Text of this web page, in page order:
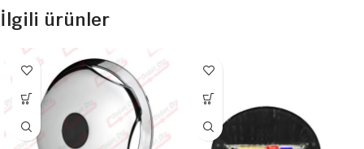
İlgili ürünler